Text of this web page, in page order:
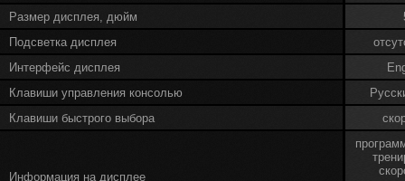
Размер дисплея, дюйм
Подсветка дисплея
Интерфейс дисплея
Клавиши управления консолью
Клавиши быстрого выбора
Информация на дисплее